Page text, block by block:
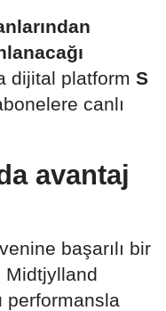
dijital platform S
canlı
avantaj
başarılı bir
Midtjylland
performansla